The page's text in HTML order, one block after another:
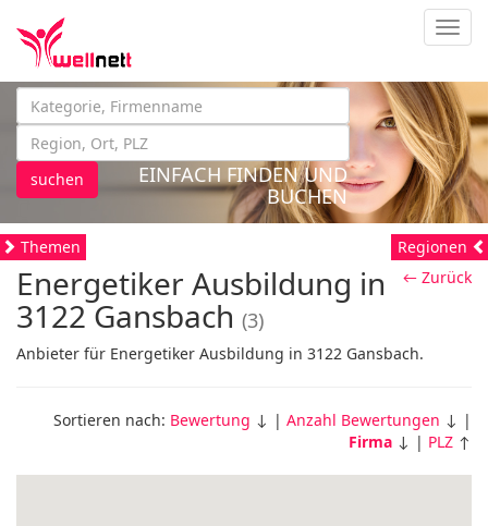
suchen
EINFACH FINDEN UND
BUCHEN
Themen
← Zurück
Energetiker Ausbildung in
3122 Gansbach (3)
Anbieter für Energetiker Ausbildung in 3122 Gansbach.
Sortieren nach: Bewertung ↓ | Anzahl Bewertungen ↓ |
Firma ↓ | PLZ ↑
Regionen